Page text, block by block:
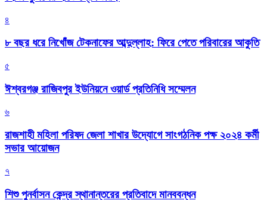
৪
৮ বছর ধরে নিখোঁজ টেকনাফের আব্দুল্লাহ: ফিরে পেতে পরিবারের আকুতি
৫
ঈশ্বরগঞ্জ রাজিবপুর ইউনিয়নে ওয়ার্ড প্রতিনিধি সম্মেলন
৬
রাজশাহী মহিলা পরিষদ জেলা শাখার উদ্যোগে সাংগঠনিক পক্ষ ২০২৪ কর্মী
সভার আয়োজন
৭
শিশু পুনর্বাসন কেন্দ্র স্থানান্তরের প্রতিবাদে মানববন্ধন